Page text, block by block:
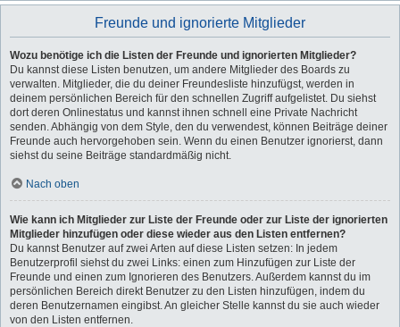
Freunde und ignorierte Mitglieder
Wozu benötige ich die Listen der Freunde und ignorierten Mitglieder?
Du kannst diese Listen benutzen, um andere Mitglieder des Boards zu
verwalten. Mitglieder, die du deiner Freundesliste hinzufügst, werden in
deinem persönlichen Bereich für den schnellen Zugriff aufgelistet. Du siehst
dort deren Onlinestatus und kannst ihnen schnell eine Private Nachricht
senden. Abhängig von dem Style, den du verwendest, können Beiträge deiner
Freunde auch hervorgehoben sein. Wenn du einen Benutzer ignorierst, dann
siehst du seine Beiträge standardmäßig nicht.
Nach oben
Wie kann ich Mitglieder zur Liste der Freunde oder zur Liste der ignorierten
Mitglieder hinzufügen oder diese wieder aus den Listen entfernen?
Du kannst Benutzer auf zwei Arten auf diese Listen setzen: In jedem
Benutzerprofil siehst du zwei Links: einen zum Hinzufügen zur Liste der
Freunde und einen zum Ignorieren des Benutzers. Außerdem kannst du im
persönlichen Bereich direkt Benutzer zu den Listen hinzufügen, indem du
deren Benutzernamen eingibst. An gleicher Stelle kannst du sie auch wieder
von den Listen entfernen.